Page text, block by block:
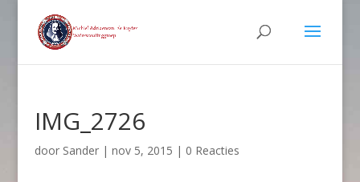
IMG_2726
door Sander| nov 5, 2015 | 0 Reacties